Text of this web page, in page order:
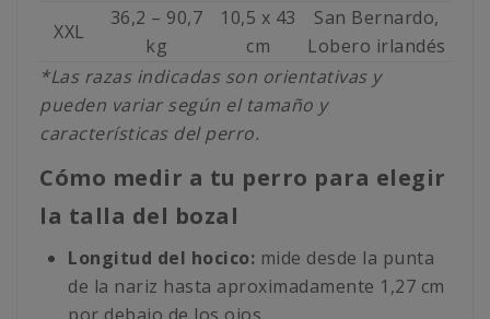
XXL
36,2 – 90,7
kg
10,5 x 43
cm
San Bernardo,
Lobero irlandés
*Las razas indicadas son orientativas y
pueden variar según el tamaño y
características del perro.
Cómo medir a tu perro para elegir
la talla del bozal
Longitud del hocico: mide desde la punta
de la nariz hasta aproximadamente 1,27 cm